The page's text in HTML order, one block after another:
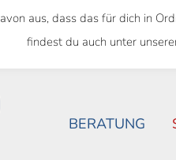
ALS BUNDESWEITES TICKET
BERATUNG
aus, dass das für dich in
findest du auch unter